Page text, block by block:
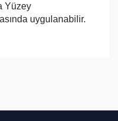
Yüzey
uygulanabilir.